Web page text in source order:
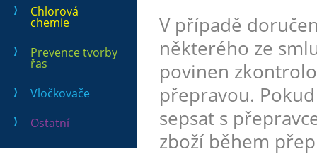
Chlorová
chemie
Prevence tvorby
řas
Vločkovače
Ostatní
V případě
některého ze
povinen
přepravou.
sepsat s
zboží během